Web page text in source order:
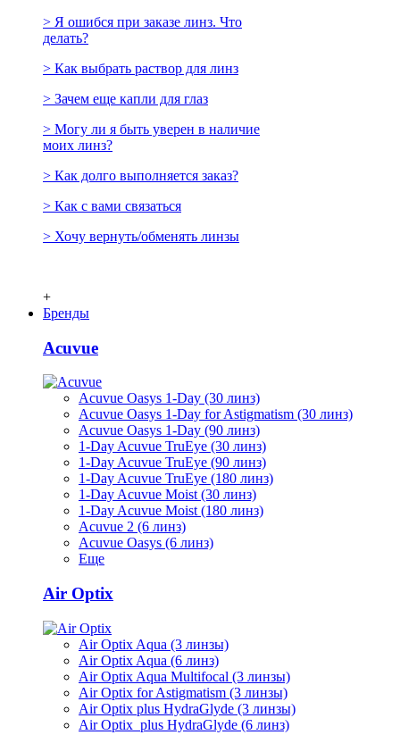
> Я ошибся при заказе линз. Что
делать?
> Как выбрать раствор для линз
> Зачем еще капли для глаз
> Могу ли я быть уверен в наличие
моих линз?
> Как долго выполняется заказ?
> Как с вами связаться
> Хочу вернуть/обменять линзы
+
Бренды
Acuvue
Acuvue Oasys 1-Day (30 линз)
Acuvue Oasys 1-Day for Astigmatism (30 линз)
Acuvue Oasys 1-Day (90 линз)
1-Day Acuvue TruEye (30 линз)
1-Day Acuvue TruEye (90 линз)
1-Day Acuvue TruEye (180 линз)
1-Day Acuvue Moist (30 линз)
1-Day Acuvue Moist (180 линз)
Acuvue 2 (6 линз)
Acuvue Oasys (6 линз)
Еще
Air Optix
Air Optix Aqua (3 линзы)
Air Optix Aqua (6 линз)
Air Optix Aqua Multifocal (3 линзы)
Air Optix for Astigmatism (3 линзы)
Air Optix plus HydraGlyde (3 линзы)
Air Optix plus HydraGlyde (6 линз)